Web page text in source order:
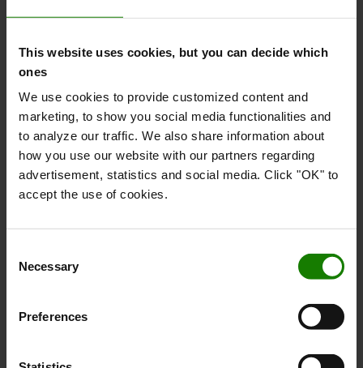
This website uses cookies, but you can decide which
ones
We use cookies to provide customized content and
marketing, to show you social media functionalities and
to analyze our traffic. We also share information about
how you use our website with our partners regarding
advertisement, statistics and social media. Click "OK" to
accept the use of cookies.
Selection
Necessary
Preferences
Intuitiv berøringsskærm
Stor farve-touchscreen (ekstraudstyr) med vigtig
information, gør føreren mere produktiv.